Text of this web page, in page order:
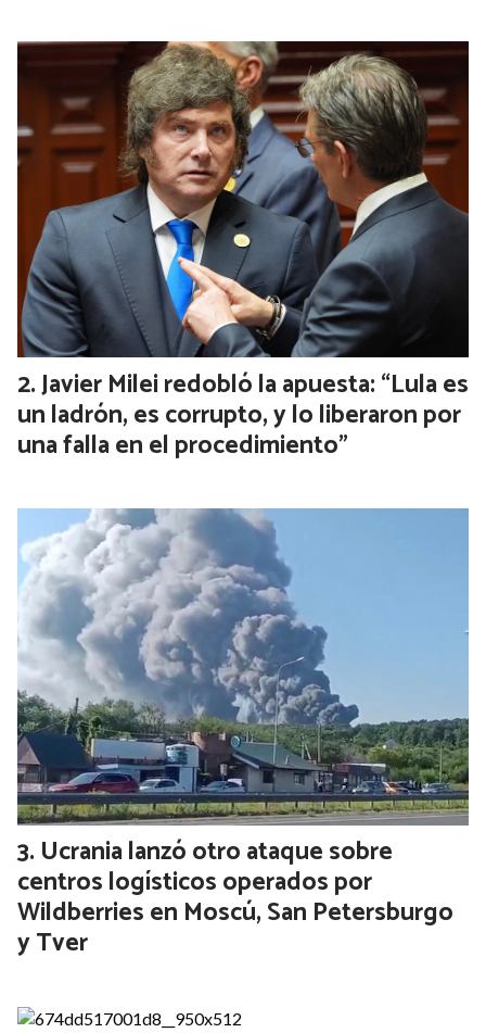
Javier Milei redobló la apuesta: “Lula es
un ladrón, es corrupto, y lo liberaron por
una falla en el procedimiento”
Ucrania lanzó otro ataque sobre
centros logísticos operados por
Wildberries en Moscú, San Petersburgo
y Tver